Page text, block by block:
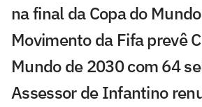
na final da Copa do
Movimento da Fifa prevê
Mundo de 2030 com 64
Assessor de Infantino